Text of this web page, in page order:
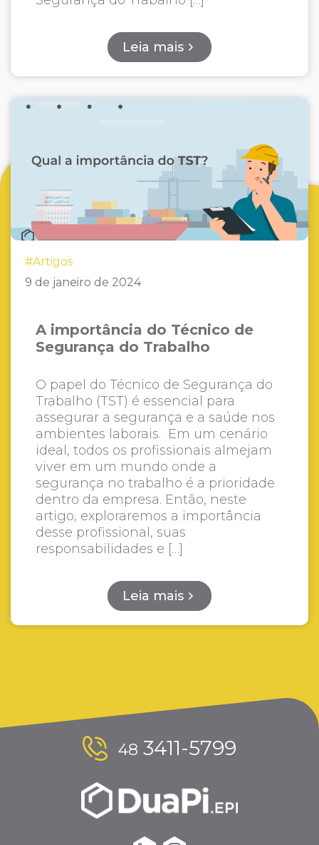
Leia mais
#Artigos
9 de janeiro de 2024
A importância do Técnico de
Segurança do Trabalho
O papel do Técnico de Segurança do
Trabalho (TST) é essencial para
assegurar a segurança e a saúde nos
ambientes laborais. Em um cenário
ideal, todos os profissionais almejam
viver em um mundo onde a
segurança no trabalho é a prioridade
dentro da empresa. Então, neste
artigo, exploraremos a importância
desse profissional, suas
responsabilidades e […]
Leia mais
48 3411-5799